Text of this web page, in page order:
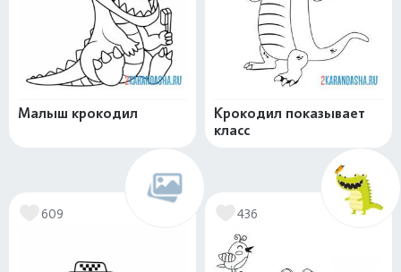
Малыш крокодил
Крокодил показывает
класс
609 436